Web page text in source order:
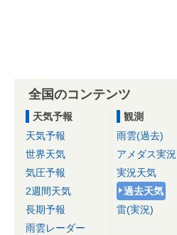
全国のコンテンツ
天気予報
天気予報
世界天気
気圧予報
2週間天気
長期予報
雨雲レーダー
観測
雨雲(過去)
アメダス実況
実況天気
過去天気
雷(実況)